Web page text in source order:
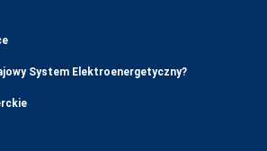
System Elektroenergetyczny?